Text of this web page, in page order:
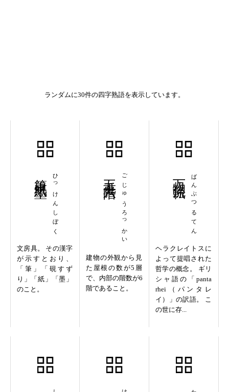
ランダムに30件の四字熟語を表示しています。
ひっけんしぼく
文房具。 その漢字
が示すとおり、
「筆」「硯すず
り」「紙」「墨」
のこと。
ごじゅうろっかい
建物の外観から見
た屋根の数が5層
で、内部の階数が6
階であること。
ばんぶつるてん
ヘラクレイトスに
よって提唱された
哲学の概念。 ギリ
シャ語の「panta
rhei（パンタレ
イ）」の訳語。 こ
の世に存...